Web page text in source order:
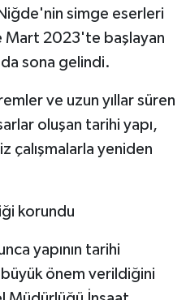
simge eserleri
Mart 2023'te başlayan
sona gelindi.
ve uzun yıllar süren
oluşan tarihi yapı,
çalışmalarla yeniden
korundu
yapının tarihi
önem verildiğini